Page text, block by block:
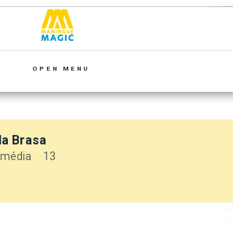
OPEN MENU
Brasa
13